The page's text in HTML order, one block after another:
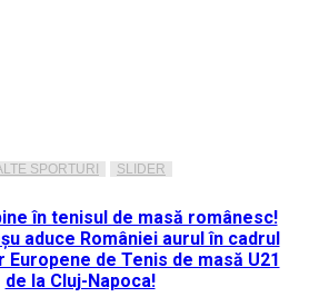
SPORTURI SLIDER
în tenisul de masă românesc!
aduce României aurul în cadrul
Europene de Tenis de masă U21
de la Cluj-Napoca!